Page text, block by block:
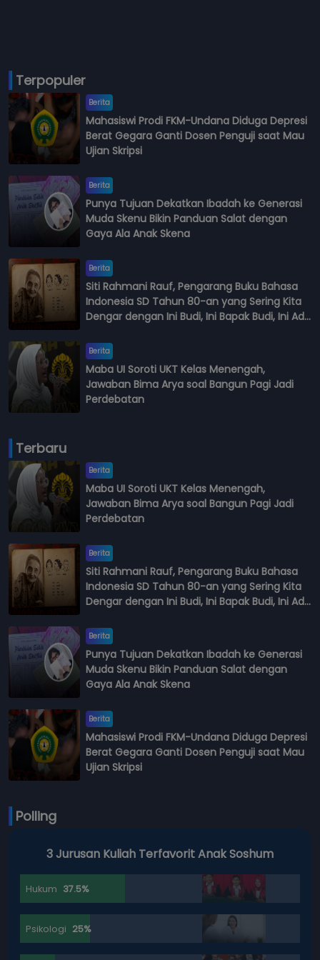
Terpopuler
Berita
Mahasiswi Prodi FKM-Undana Diduga Depresi
Berat Gegara Ganti Dosen Penguji saat Mau
Ujian Skripsi
Berita
Punya Tujuan Dekatkan Ibadah ke Generasi
Muda Skenu Bikin Panduan Salat dengan
Gaya Ala Anak Skena
Berita
Siti Rahmani Rauf, Pengarang Buku Bahasa
Indonesia SD Tahun 80-an yang Sering Kita
Dengar dengan Ini Budi, Ini Bapak Budi, Ini Adik
Berita
Maba UI Soroti UKT Kelas Menengah,
Jawaban Bima Arya soal Bangun Pagi Jadi
Perdebatan
Terbaru
Berita
Maba UI Soroti UKT Kelas Menengah,
Jawaban Bima Arya soal Bangun Pagi Jadi
Perdebatan
Berita
Siti Rahmani Rauf, Pengarang Buku Bahasa
Indonesia SD Tahun 80-an yang Sering Kita
Dengar dengan Ini Budi, Ini Bapak Budi, Ini Adik
Berita
Punya Tujuan Dekatkan Ibadah ke Generasi
Muda Skenu Bikin Panduan Salat dengan
Gaya Ala Anak Skena
Berita
Mahasiswi Prodi FKM-Undana Diduga Depresi
Berat Gegara Ganti Dosen Penguji saat Mau
Ujian Skripsi
Polling
3 Jurusan Kuliah Terfavorit Anak Soshum
Hukum 37.5%
Psikologi 25%